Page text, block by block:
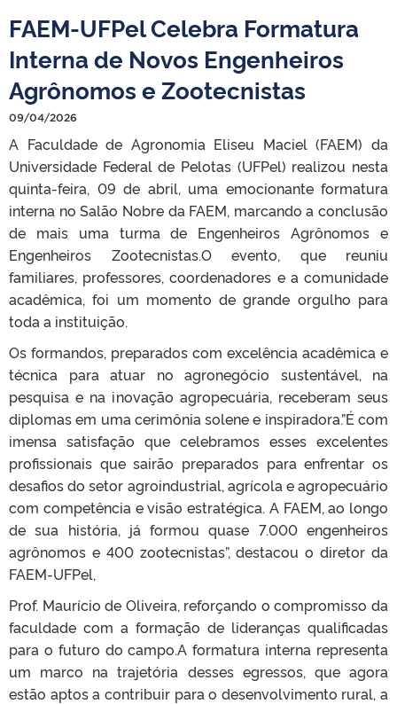
FAEM-UFPel Celebra Formatura
Interna de Novos Engenheiros
Agrônomos e Zootecnistas
09/04/2026
A Faculdade de Agronomia Eliseu Maciel (FAEM) da
Universidade Federal de Pelotas (UFPel) realizou nesta
quinta-feira, 09 de abril, uma emocionante formatura
interna no Salão Nobre da FAEM, marcando a conclusão
de mais uma turma de Engenheiros Agrônomos e
Engenheiros Zootecnistas.O evento, que reuniu
familiares, professores, coordenadores e a comunidade
acadêmica, foi um momento de grande orgulho para
toda a instituição.
Os formandos, preparados com excelência acadêmica e
técnica para atuar no agronegócio sustentável, na
pesquisa e na inovação agropecuária, receberam seus
diplomas em uma cerimônia solene e inspiradora.”É com
imensa satisfação que celebramos esses excelentes
profissionais que sairão preparados para enfrentar os
desafios do setor agroindustrial, agrícola e agropecuário
com competência e visão estratégica. A FAEM, ao longo
de sua história, já formou quase 7.000 engenheiros
agrônomos e 400 zootecnistas”, destacou o diretor da
FAEM-UFPel,
Prof. Maurício de Oliveira, reforçando o compromisso da
faculdade com a formação de lideranças qualificadas
para o futuro do campo.A formatura interna representa
um marco na trajetória desses egressos, que agora
estão aptos a contribuir para o desenvolvimento rural, a